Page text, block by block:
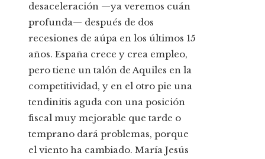
desaceleración —ya veremos cuán
profunda— después de dos
recesiones de aúpa en los últimos 15
años. España crece y crea empleo,
pero tiene un talón de Aquiles en la
competitividad, y en el otro pie una
tendinitis aguda con una posición
fiscal muy mejorable que tarde o
temprano dará problemas, porque
el viento ha cambiado. María Jesús